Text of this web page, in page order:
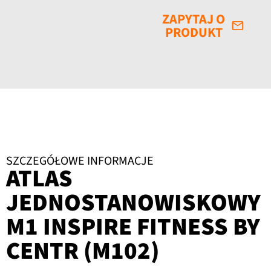
ZAPYTAJ O
PRODUKT
SZCZEGÓŁOWE INFORMACJE
ATLAS
JEDNOSTANOWISKOWY
M1 INSPIRE FITNESS BY
CENTR (M102)